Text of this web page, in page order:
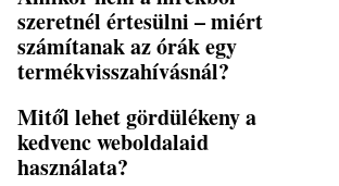
szeretnél értesülni – miért
számítanak az órák egy
termékvisszahívásnál?
Mitől lehet gördülékeny a
kedvenc weboldalaid
használata?